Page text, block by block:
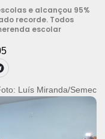
e alcançou 95%
recorde. Todos
escolar
Luís Miranda/Semec